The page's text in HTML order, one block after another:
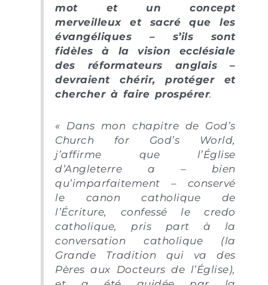
mot et un concept
merveilleux et sacré que les
évangéliques – s’ils sont
fidèles à la vision ecclésiale
des réformateurs anglais –
devraient chérir, protéger et
chercher à faire prospérer.
« Dans mon chapitre de God’s
Church for God’s World,
j’affirme que l’Église
d’Angleterre a – bien
qu’imparfaitement – conservé
le canon catholique de
l’Écriture, confessé le credo
catholique, pris part à la
conversation catholique (la
Grande Tradition qui va des
Pères aux Docteurs de l’Église),